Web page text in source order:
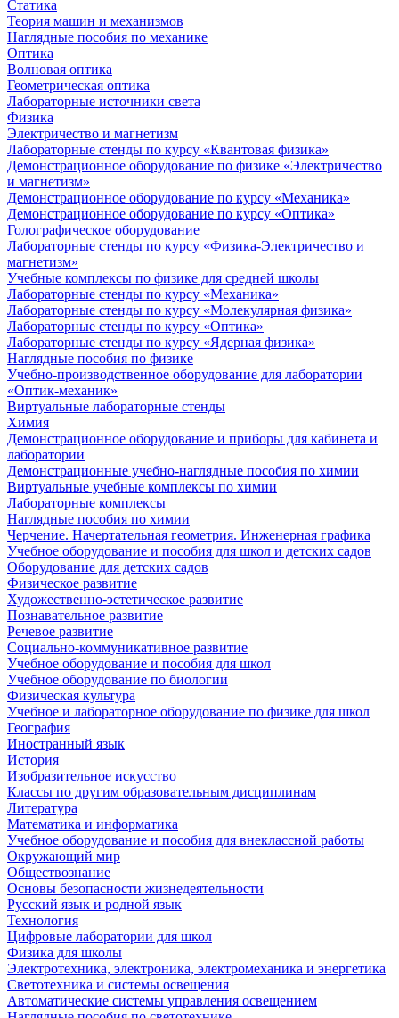
Статика
Теория машин и механизмов
Наглядные пособия по механике
Оптика
Волновая оптика
Геометрическая оптика
Лабораторные источники света
Физика
Электричество и магнетизм
Лабораторные стенды по курсу «Квантовая физика»
Демонстрационное оборудование по физике «Электричество
и магнетизм»
Демонстрационное оборудование по курсу «Механика»
Демонстрационное оборудование по курсу «Оптика»
Голографическое оборудование
Лабораторные стенды по курсу «Физика-Электричество и
магнетизм»
Учебные комплексы по физике для средней школы
Лабораторные стенды по курсу «Механика»
Лабораторные стенды по курсу «Молекулярная физика»
Лабораторные стенды по курсу «Оптика»
Лабораторные стенды по курсу «Ядерная физика»
Наглядные пособия по физике
Учебно-производственное оборудование для лаборатории
«Оптик-механик»
Виртуальные лабораторные стенды
Химия
Демонстрационное оборудование и приборы для кабинета и
лаборатории
Демонстрационные учебно-наглядные пособия по химии
Виртуальные учебные комплексы по химии
Лабораторные комплексы
Наглядные пособия по химии
Черчение. Начертательная геометрия. Инженерная графика
Учебное оборудование и пособия для школ и детских садов
Оборудование для детских садов
Физическое развитие
Художественно-эстетическое развитие
Познавательное развитие
Речевое развитие
Социально-коммуникативное развитие
Учебное оборудование и пособия для школ
Учебное оборудование по биологии
Физическая культура
Учебное и лабораторное оборудование по физике для школ
География
Иностранный язык
История
Изобразительное искусство
Классы по другим образовательным дисциплинам
Литература
Математика и информатика
Учебное оборудование и пособия для внеклассной работы
Окружающий мир
Обществознание
Основы безопасности жизнедеятельности
Русский язык и родной язык
Технология
Цифровые лаборатории для школ
Физика для школы
Электротехника, электроника, электромеханика и энергетика
Светотехника и системы освещения
Автоматические системы управления освещением